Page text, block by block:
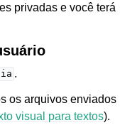
privadas e você terá
.
os arquivos enviados
visual para textos).